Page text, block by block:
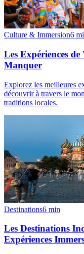
Culture & Immersion6
Les Expériences
Manquer
Explorez les meilleures
découvrir à travers le
traditions locales.
Destinations6 min
Les Destinations
Expériences